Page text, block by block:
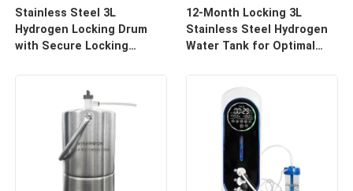
Stainless Steel 3L
Hydrogen Locking Drum
with Secure Locking
12-Month Locking 3L
Stainless Steel Hydrogen
Water Tank for Optimal